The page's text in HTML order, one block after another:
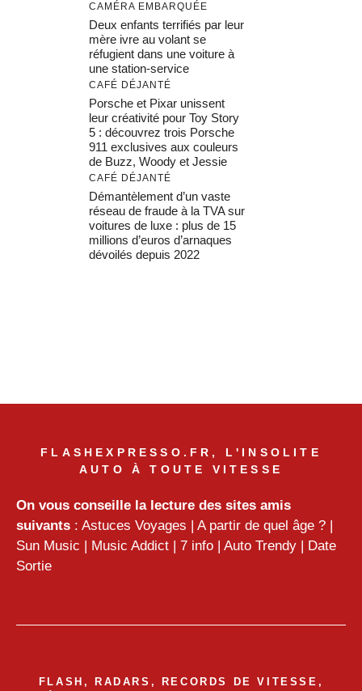
CAMÉRA EMBARQUÉE
Deux enfants terrifiés par leur
mère ivre au volant se
réfugient dans une voiture à
une station-service
CAFÉ DÉJANTÉ
Porsche et Pixar unissent
leur créativité pour Toy Story
5 : découvrez trois Porsche
911 exclusives aux couleurs
de Buzz, Woody et Jessie
CAFÉ DÉJANTÉ
Démantèlement d’un vaste
réseau de fraude à la TVA sur
voitures de luxe : plus de 15
millions d’euros d’arnaques
dévoilés depuis 2022
FLASHEXPRESSO.FR, L'INSOLITE
AUTO À TOUTE VITESSE
On vous conseille la lecture des sites amis
suivants : Astuces Voyages | A partir de quel âge ? |
Sun Music | Music Addict | 7 info | Auto Trendy | Date
Sortie
FLASH, RADARS, RECORDS DE VITESSE,